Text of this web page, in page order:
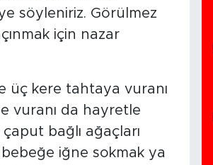
söyleniriz. Görülmez
için nazar
üç kere tahtaya vuranı
vuranı da hayretle
bağlı ağaçları
iğne sokmak ya